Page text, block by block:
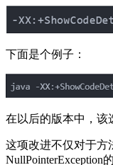
下面是个例子：
在以后的版本中，该
这项改进不仅对于方
NullPointerException